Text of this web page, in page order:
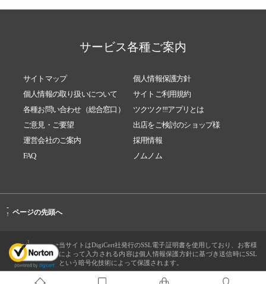
サービス各種ご案内
サイトマップ
個人情報保護方針
個人情報の取り扱いについて
サイトご利用規約
各種お問い合わせ（総合窓口）
ツクツク!!!アプリとは
ご意見・ご要望
出店をご検討のショップ様
運営会社のご案内
採用情報
FAQ
ノムノム
-
↑ ページの先頭へ
当サイトはDigiCert社発行のSSL電子証明書を使用しており、お客様
によって入力される内容は個人情報保護方針に基づき送信時にSSL
という暗号化技術によって保護されます。